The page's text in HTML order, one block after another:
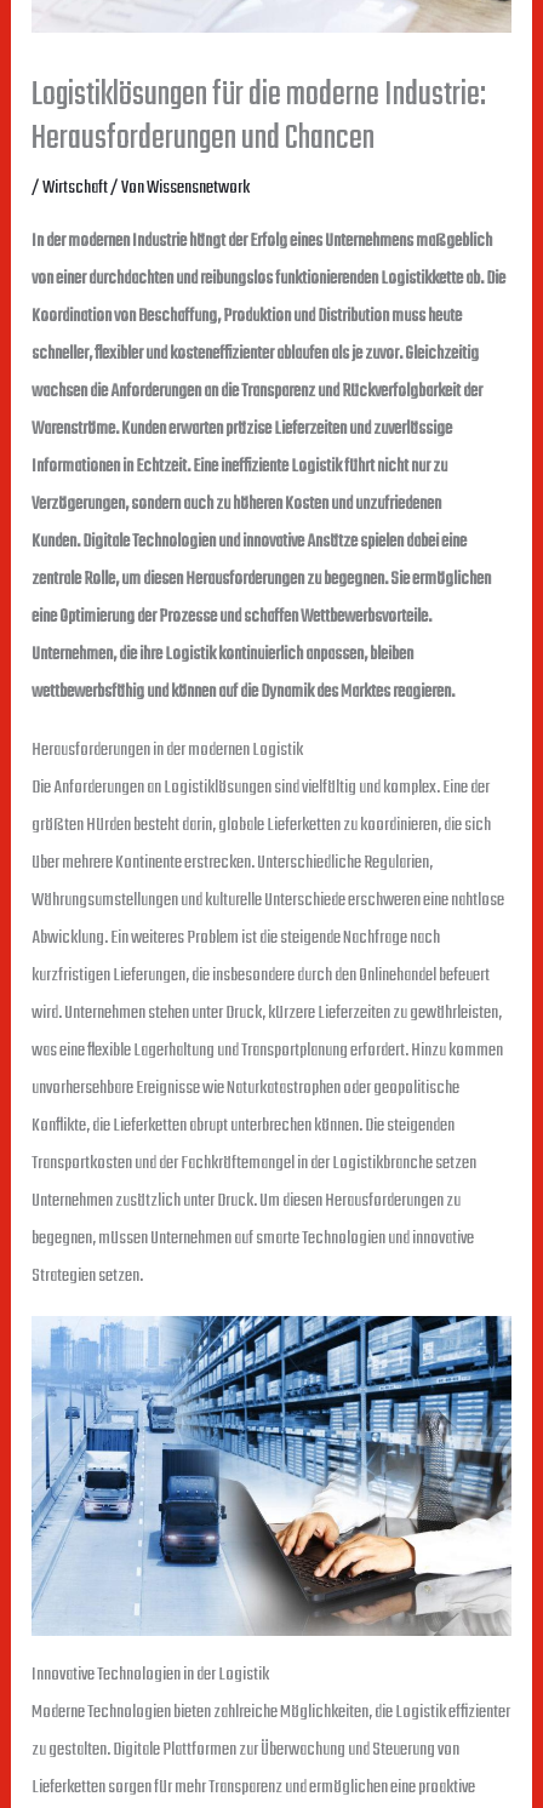
Logistiklösungen für die moderne Industrie:
Herausforderungen und Chancen
/Wirtschaft/ VonWissensnetwork
In der modernen Industrie hängt der Erfolg eines Unternehmens maßgeblich
von einer durchdachten und reibungslos funktionierenden Logistikkette ab. Die
Koordination von Beschaffung, Produktion und Distribution muss heute
schneller, flexibler und kosteneffizienter ablaufen als je zuvor. Gleichzeitig
wachsen die Anforderungen an die Transparenz und Rückverfolgbarkeit der
Warenströme. Kunden erwarten präzise Lieferzeiten und zuverlässige
Informationen in Echtzeit. Eine ineffiziente Logistik führt nicht nur zu
Verzögerungen, sondern auch zu höheren Kosten und unzufriedenen
Kunden. Digitale Technologien und innovative Ansätze spielen dabei eine
zentrale Rolle, um diesen Herausforderungen zu begegnen. Sie ermöglichen
eine Optimierung der Prozesse und schaffen Wettbewerbsvorteile.
Unternehmen, die ihre Logistik kontinuierlich anpassen, bleiben
wettbewerbsfähig und können auf die Dynamik des Marktes reagieren.
Herausforderungen in der modernen Logistik
Die Anforderungen an Logistiklösungen sind vielfältig und komplex. Eine der
größten Hürden besteht darin, globale Lieferketten zu koordinieren, die sich
über mehrere Kontinente erstrecken. Unterschiedliche Regularien,
Währungsumstellungen und kulturelle Unterschiede erschweren eine nahtlose
Abwicklung. Ein weiteres Problem ist die steigende Nachfrage nach
kurzfristigen Lieferungen, die insbesondere durch den Onlinehandel befeuert
wird. Unternehmen stehen unter Druck, kürzere Lieferzeiten zu gewährleisten,
was eine flexible Lagerhaltung und Transportplanung erfordert. Hinzu kommen
unvorhersehbare Ereignisse wie Naturkatastrophen oder geopolitische
Konflikte, die Lieferketten abrupt unterbrechen können. Die steigenden
Transportkosten und der Fachkräftemangel in der Logistikbranche setzen
Unternehmen zusätzlich unter Druck. Um diesen Herausforderungen zu
begegnen, müssen Unternehmen auf smarte Technologien und innovative
Strategien setzen.
Innovative Technologien in der Logistik
Moderne Technologien bieten zahlreiche Möglichkeiten, die Logistik effizienter
zu gestalten. Digitale Plattformen zur Überwachung und Steuerung von
Lieferketten sorgen für mehr Transparenz und ermöglichen eine proaktive